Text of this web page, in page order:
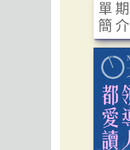
單期
簡介